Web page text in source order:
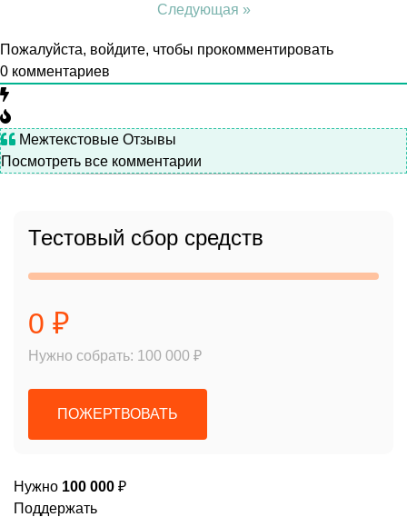
Следующая »
Пожалуйста, войдите, чтобы прокомментировать
0 комментариев
Межтекстовые Отзывы
Посмотреть все комментарии
Тестовый сбор средств
0 ₽
Нужно собрать: 100 000 ₽
ПОЖЕРТВОВАТЬ
Нужно 100 000 ₽
Поддержать